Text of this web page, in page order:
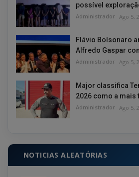
possível
Administrador Ago 5,
Flávio Bolsonaro
Alfredo Gaspar
Administrador Ago 5,
Major classifica
2026 como a mais
Administrador Ago 5,
NOTICIAS ALEATÓRIAS